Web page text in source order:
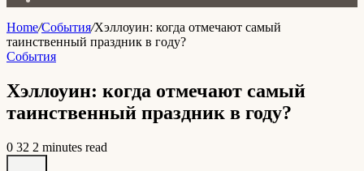
Home/События/Хэллоуин: когда отмечают самый
таинственный праздник в году?
События
Хэллоуин: когда отмечают самый
таинственный праздник в году?
0 32 2 minutes read